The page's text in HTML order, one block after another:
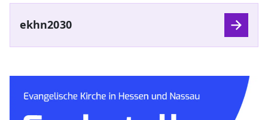
ekhn2030